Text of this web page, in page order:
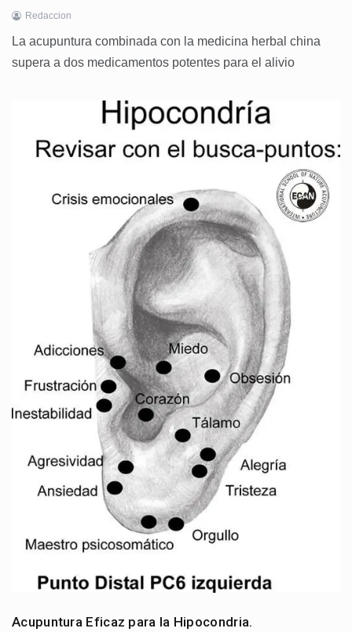
Redaccion
La acupuntura combinada con la medicina herbal china
supera a dos medicamentos potentes para el alivio
Acupuntura Eficaz para la Hipocondria.